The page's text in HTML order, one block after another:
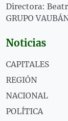
Directora:
GRUPO
Noticias
CAPITALES
REGIÓN
NACIONAL
POLÍTICA